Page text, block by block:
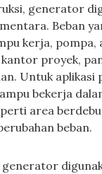
generator
Beban
kerja, pompa,
proyek,
Untuk aplikasi
bekerja
area
beban.